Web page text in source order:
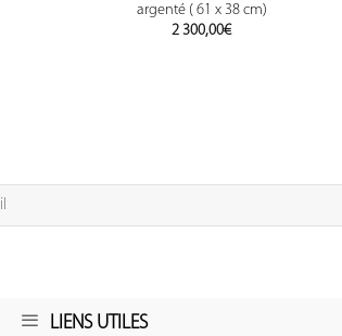
argenté ( 61 x 38 cm)
2 300,00€
LIENS UTILES